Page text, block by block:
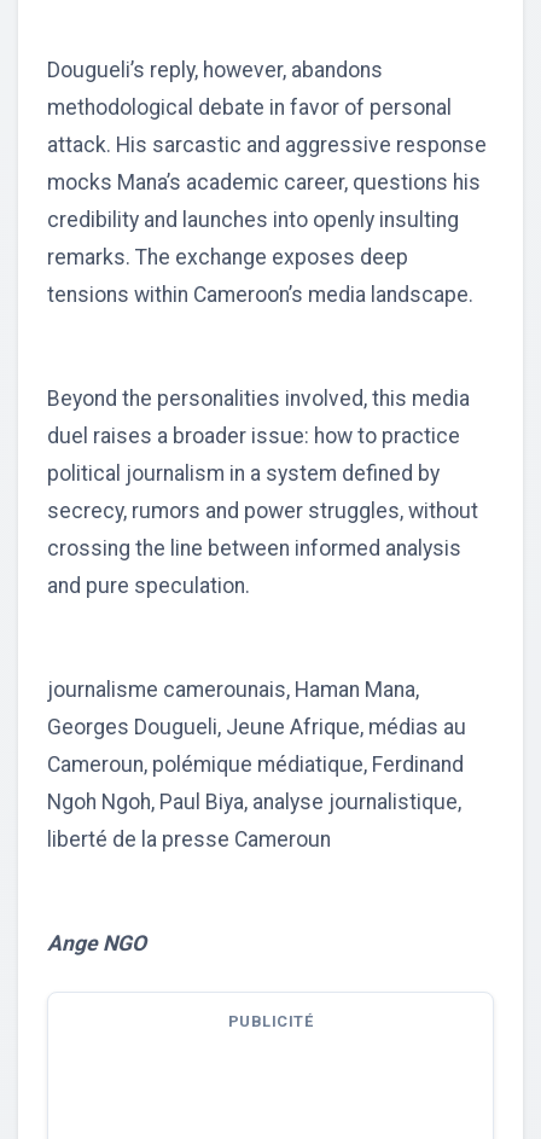
Dougueli’s reply, however, abandons
methodological debate in favor of personal
attack. His sarcastic and aggressive response
mocks Mana’s academic career, questions his
credibility and launches into openly insulting
remarks. The exchange exposes deep
tensions within Cameroon’s media landscape.
Beyond the personalities involved, this media
duel raises a broader issue: how to practice
political journalism in a system defined by
secrecy, rumors and power struggles, without
crossing the line between informed analysis
and pure speculation.
journalisme camerounais, Haman Mana,
Georges Dougueli, Jeune Afrique, médias au
Cameroun, polémique médiatique, Ferdinand
Ngoh Ngoh, Paul Biya, analyse journalistique,
liberté de la presse Cameroun
Ange NGO
PUBLICITÉ